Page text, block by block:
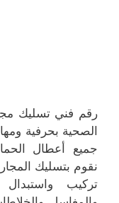
رقم فني تسليك
الصحية بحرفية
جميع أعطال
نقوم بتسليك
تركيب واستبدال